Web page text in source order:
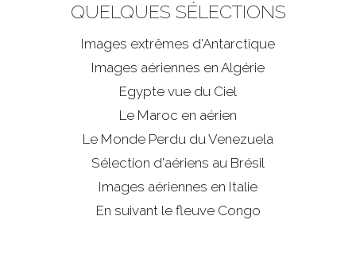
QUELQUES SÉLECTIONS
Images extrêmes d'Antarctique
Images aériennes en Algérie
Egypte vue du Ciel
Le Maroc en aérien
Le Monde Perdu du Venezuela
Sélection d'aériens au Brésil
Images aériennes en Italie
En suivant le fleuve Congo